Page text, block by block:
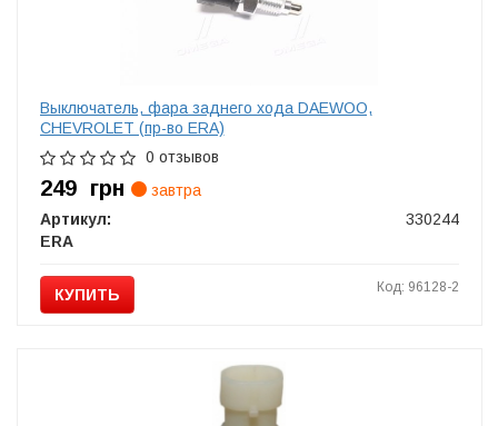
Выключатель, фара заднего хода DAEWOO,
CHEVROLET (пр-во ERA)
0 отзывов
249 грн
завтра
Артикул:
330244
ERA
КУПИТЬ Код: 96128-2